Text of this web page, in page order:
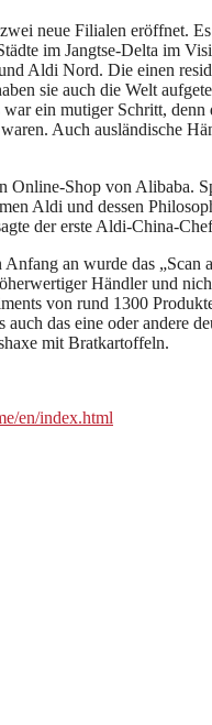
neue Filialen eröffnet.
im Jangtse-Delta im
Aldi Nord. Die einen
sie auch die Welt
ein mutiger Schritt, denn
Auch ausländische
Shop von Alibaba.
Aldi und dessen
der erste Aldi-China-
an wurde das „Scan
Händler und
von rund 1300
das eine oder andere
mit Bratkartoffeln.
en/index.html